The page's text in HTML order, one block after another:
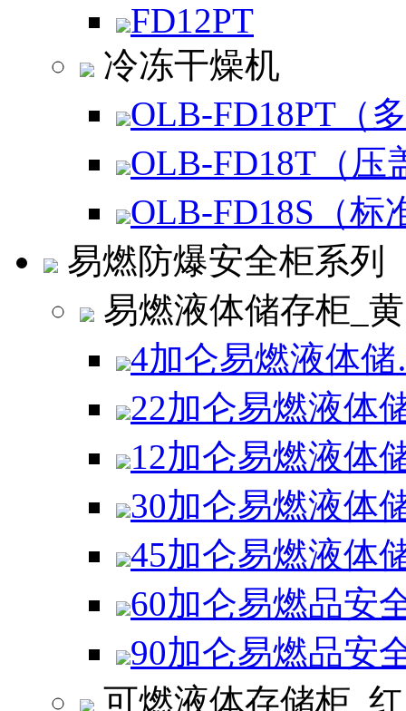
FD12PT
冷冻干燥机
OLB-FD18PT（
OLB-FD18T（
OLB-FD18S（
易燃防爆安全柜系列
易燃液体储存柜_黄
4加仑易燃液体
22加仑易燃液体
12加仑易燃液体
30加仑易燃液体
45加仑易燃液体
60加仑易燃品安
90加仑易燃品安
可燃液体存储柜_红